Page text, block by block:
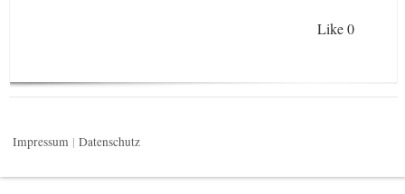
Like0
Impressum Datenschutz